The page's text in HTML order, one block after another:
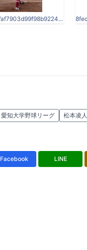
04d0ab557af7903d99f98b9224ce4cd7-thumb-2068x1947-51980.jpg
愛知大学野球リーグ 松本凌人
Facebook LINE